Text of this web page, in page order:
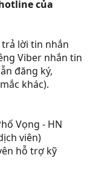
của
trả lời tin nhắn
Viber nhắn tin
đăng ký,
khác).
Vọng - HN
viên)
hỗ trợ kỹ